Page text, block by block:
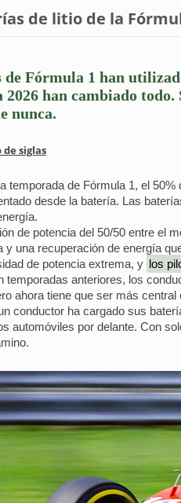
de litio de la
de Fórmula 1 han
han cambiado todo.
nunca.
de siglas
temporada de Fórmula 1, el
desde la batería. Las
de potencia del 50/50 entre el
y una recuperación de energía
de potencia extrema, y los
temporadas anteriores, los
ahora tiene que ser más
conductor ha cargado sus
automóviles por delante. Con